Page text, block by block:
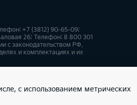
+7 (3812) 90-65-09;
26; Телефон: 8 800 301
с законодательством РФ.
и комплектациях и их
с использованием метрических